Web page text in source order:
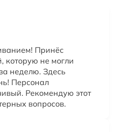
Принёс
которую не могли
неделю. Здесь
Персонал
Рекомендую этот
вопросов.